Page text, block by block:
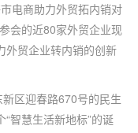
电商助力外贸拓内销对
会的近80家外贸企业现
外贸企业转内销的创新
区迎春路670号的民生
智慧生活新地标”的诞